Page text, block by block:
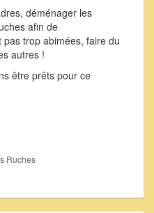
déménager les
afin de
trop abimées, faire du
autres !
être prêts pour ce
Ruches